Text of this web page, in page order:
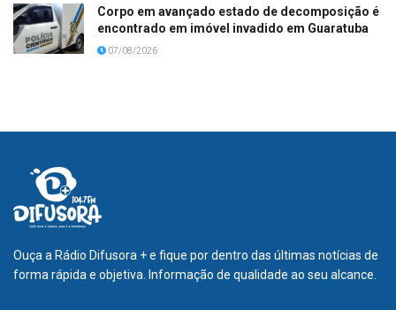
Corpo em avançado estado de decomposição é
encontrado em imóvel invadido em Guaratuba
07/08/2026
Ouça a Rádio Difusora + e fique por dentro das últimas notícias de
forma rápida e objetiva. Informação de qualidade ao seu alcance.